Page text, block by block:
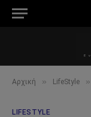
Αρχική » LifeStyle »
LIFESTYLE